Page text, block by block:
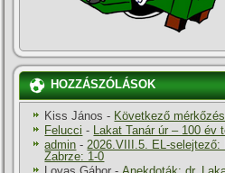
HOZZÁSZÓLÁSOK
Kiss János - Következő
Felucci - Lakat Tanár úr – 100 év
admin -2026.VIII.5. EL-selejtező:
Zabrze: 1-0